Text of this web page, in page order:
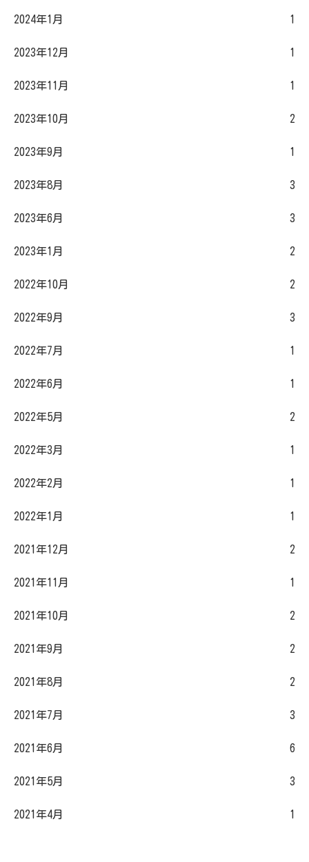
2024年1月 1
2023年12月 1
2023年11月 1
2023年10月 2
2023年9月 1
2023年8月 3
2023年6月 3
2023年1月 2
2022年10月 2
2022年9月 3
2022年7月 1
2022年6月 1
2022年5月 2
2022年3月 1
2022年2月 1
2022年1月 1
2021年12月 2
2021年11月 1
2021年10月 2
2021年9月 2
2021年8月 2
2021年7月 3
2021年6月 6
2021年5月 3
2021年4月 1